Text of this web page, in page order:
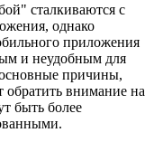
сталкиваются с
однако
приложения
и неудобным для
причины,
обратить внимание на
быть более